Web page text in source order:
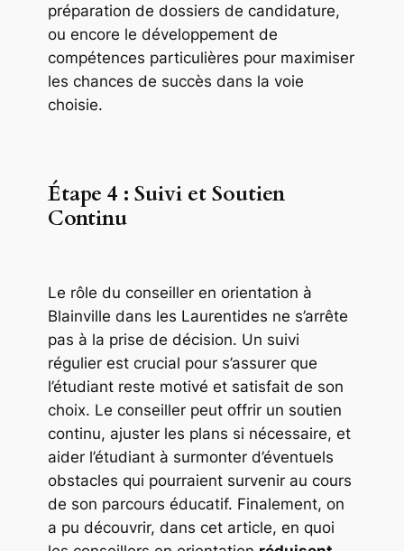
préparation de dossiers de candidature,
ou encore le développement de
compétences particulières pour maximiser
les chances de succès dans la voie
choisie.
Étape 4 : Suivi et Soutien
Continu
Le rôle du conseiller en orientation à
Blainville dans les Laurentides ne s’arrête
pas à la prise de décision. Un suivi
régulier est crucial pour s’assurer que
l’étudiant reste motivé et satisfait de son
choix. Le conseiller peut offrir un soutien
continu, ajuster les plans si nécessaire, et
aider l’étudiant à surmonter d’éventuels
obstacles qui pourraient survenir au cours
de son parcours éducatif. Finalement, on
a pu découvrir, dans cet article, en quoi